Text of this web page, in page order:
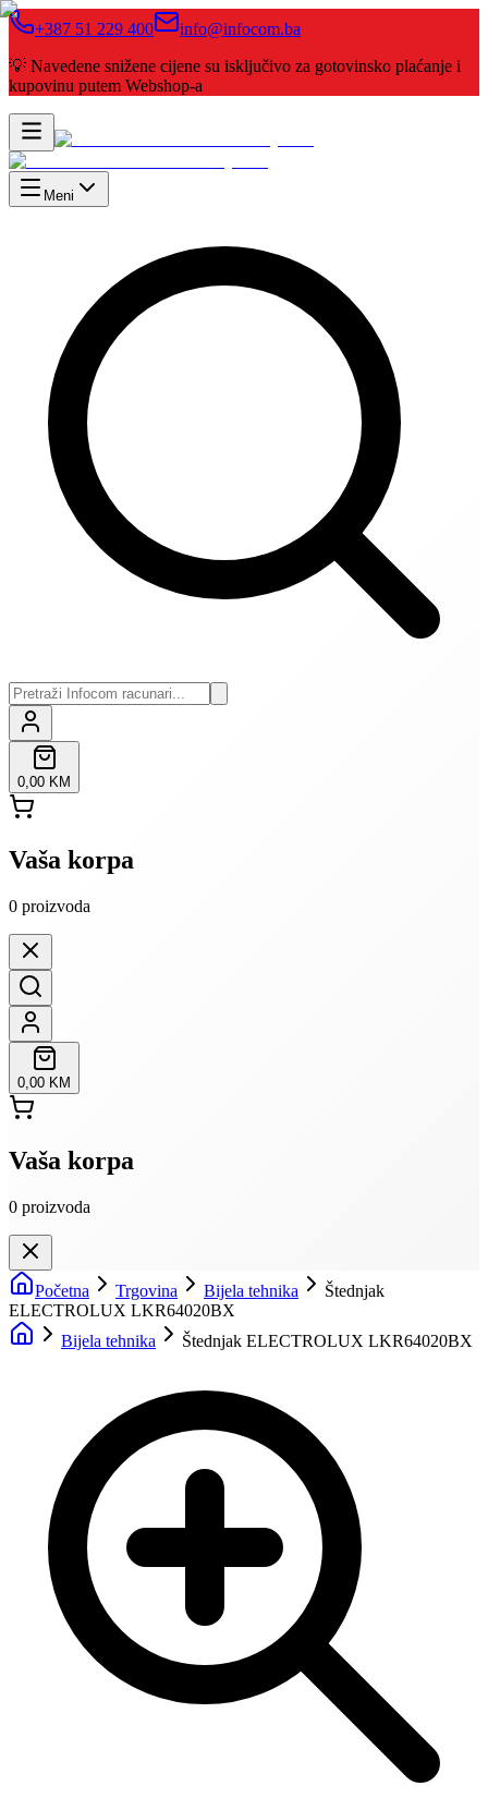
+387 51 229 400
info@infocom.ba
💡 Navedene snižene cijene su isključivo za gotovinsko plaćanje i
kupovinu putem Webshop-a
Meni
0,00 KM
Vaša korpa
0 proizvoda
0,00 KM
Vaša korpa
0 proizvoda
Početna Trgovina Bijela tehnika
Štednjak
ELECTROLUX LKR64020BX
Bijela tehnika
Štednjak ELECTROLUX LKR64020BX